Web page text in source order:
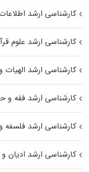
کارشناسی ارشد
کارشناسی ارشد علوم
کارشناسی ارشد
کارشناسی ارشد فقه و
کارشناسی ارشد فلسفه
کارشناسی ارشد ادیان